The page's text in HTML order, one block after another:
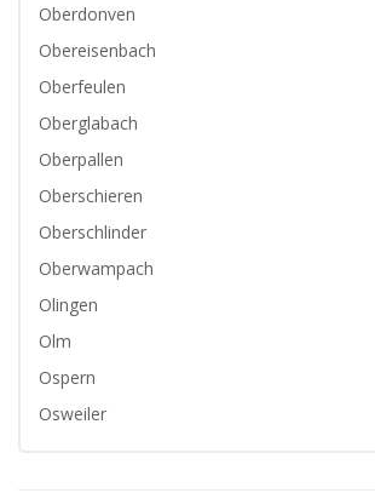
Oberdonven
Obereisenbach
Oberfeulen
Oberglabach
Oberpallen
Oberschieren
Oberschlinder
Oberwampach
Olingen
Olm
Ospern
Osweiler